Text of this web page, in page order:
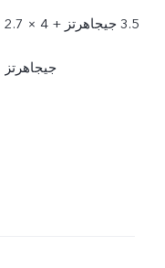
3.5 جيجاهرتز +‏‏ 4 × 2.7
جيجاهرتز